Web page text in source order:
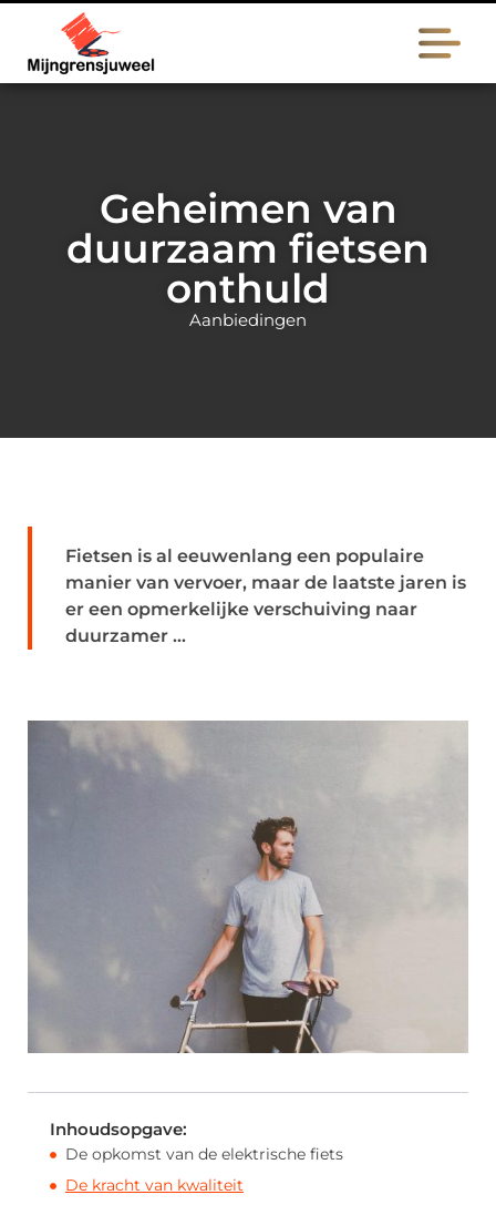
Geheimen van
duurzaam fietsen
onthuld
Aanbiedingen
Fietsen is al eeuwenlang een populaire
manier van vervoer, maar de laatste jaren is
er een opmerkelijke verschuiving naar
duurzamer ...
Inhoudsopgave:
De opkomst van de elektrische fiets
De kracht van kwaliteit